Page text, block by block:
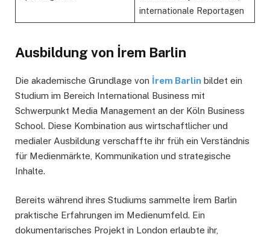
internationale Reportagen
Ausbildung von İrem Barlin
Die akademische Grundlage von İrem Barlin bildet ein
Studium im Bereich International Business mit
Schwerpunkt Media Management an der Köln Business
School. Diese Kombination aus wirtschaftlicher und
medialer Ausbildung verschaffte ihr früh ein Verständnis
für Medienmärkte, Kommunikation und strategische
Inhalte.
Bereits während ihres Studiums sammelte İrem Barlin
praktische Erfahrungen im Medienumfeld. Ein
dokumentarisches Projekt in London erlaubte ihr,